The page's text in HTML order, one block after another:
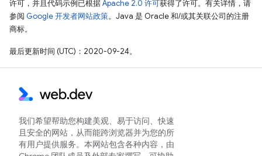
许可，并且代码示例已根据Apache 2.0 许可获得了许可。有关详情，请
参阅 Google 开发者网站政策。Java 是 Oracle 和/或其关联公司的注册
商标。
最后更新时间 (UTC)：2020-09-24。
我们希望帮助您构建美观、易于访问、快速
且安全的网站，从而能跨浏览器并为您的所
有用户提供服务。本网站包含各种内容，由